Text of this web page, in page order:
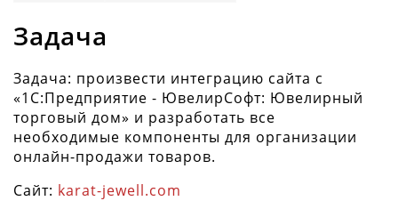
Задача
Задача: произвести интеграцию сайта с
«1C:Предприятие - ЮвелирСофт: Ювелирный
торговый дом» и разработать все
необходимые компоненты для организации
онлайн-продажи товаров.
Сайт: karat-jewell.com